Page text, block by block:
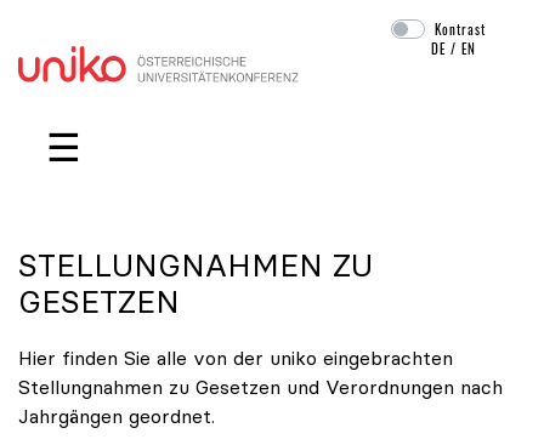
Navigation überspringen
Kontrast
DE /EN
☰
STELLUNGNAHMEN ZU
GESETZEN
Hier finden Sie alle von der uniko eingebrachten
Stellungnahmen zu Gesetzen und Verordnungen nach
Jahrgängen geordnet.